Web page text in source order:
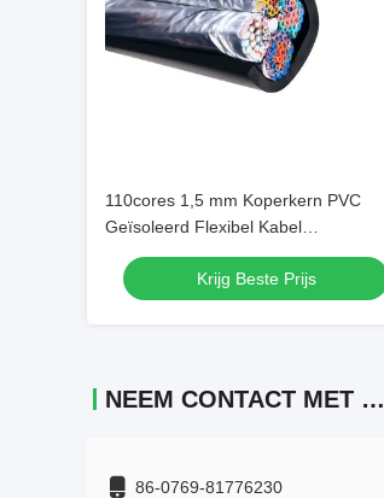
110cores 1,5 mm Koperkern PVC
Geïsoleerd Flexibel Kabel
Beheerapparatuur Draden FEP
geïsoleerde draadKrijg Beste Prijs
NEEM CONTACT MET ONS OP
86-0769-81776230